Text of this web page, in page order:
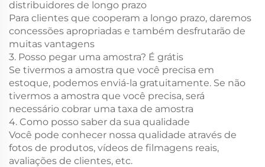
distribuidores de longo prazo
Para clientes que cooperam a longo prazo, daremos
concessões apropriadas e também desfrutarão de
muitas vantagens
3. Posso pegar uma amostra? É grátis
Se tivermos a amostra que você precisa em
estoque, podemos enviá-la gratuitamente. Se não
tivermos a amostra que você precisa, será
necessário cobrar uma taxa de amostra
4. Como posso saber da sua qualidade
Você pode conhecer nossa qualidade através de
fotos de produtos, vídeos de filmagens reais,
avaliações de clientes, etc.